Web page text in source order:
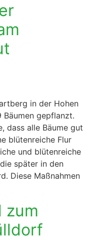
in der Hohen
gepflanzt.
dass alle Bäume gut
blütenreiche Flur
und blütenreiche
später in den
Diese Maßnahmen
zum